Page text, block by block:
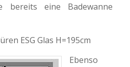
bereits eine Badewanne
Ebenso